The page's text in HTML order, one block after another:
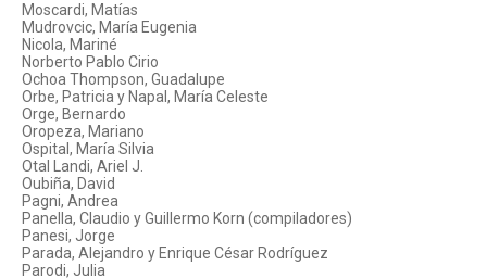
Moscardi, Matías
Mudrovcic, María Eugenia
Nicola, Mariné
Norberto Pablo Cirio
Ochoa Thompson, Guadalupe
Orbe, Patricia y Napal, María Celeste
Orge, Bernardo
Oropeza, Mariano
Ospital, María Silvia
Otal Landi, Ariel J.
Oubiña, David
Pagni, Andrea
Panella, Claudio y Guillermo Korn (compiladores)
Panesi, Jorge
Parada, Alejandro y Enrique César Rodríguez
Parodi, Julia